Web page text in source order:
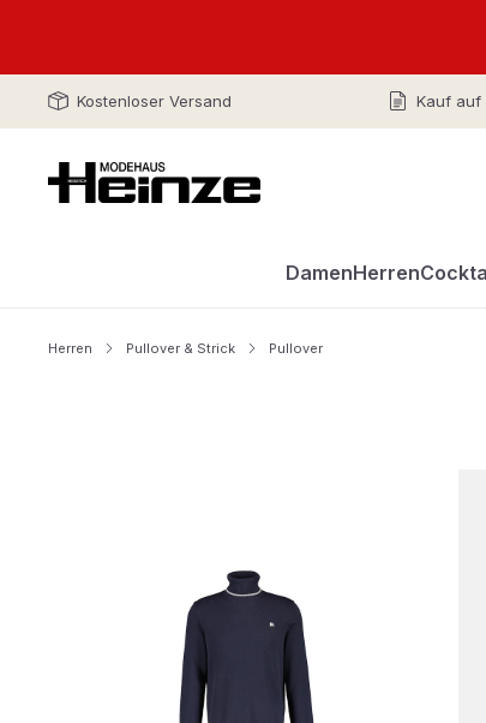
Kostenloser Versand Kauf auf
DamenHerren
Herren Pullover & Strick Pullover